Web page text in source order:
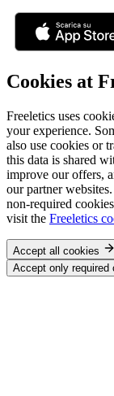
Cookies at
Freeletics uses
your experience.
also use cookies or
this data is shared
improve our offers,
our partner
non-required
visit the Freeletics
Accept all cookies
Accept only required